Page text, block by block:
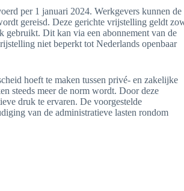
per 1 januari 2024. Werkgevers kunnen de
gereisd. Deze gerichte vrijstelling geldt
Dit kan via een abonnement van de
niet beperkt tot Nederlands openbaar
hoeft te maken tussen privé- en zakelijke
steeds meer de norm wordt. Door deze
druk te ervaren. De voorgestelde
van de administratieve lasten rondom